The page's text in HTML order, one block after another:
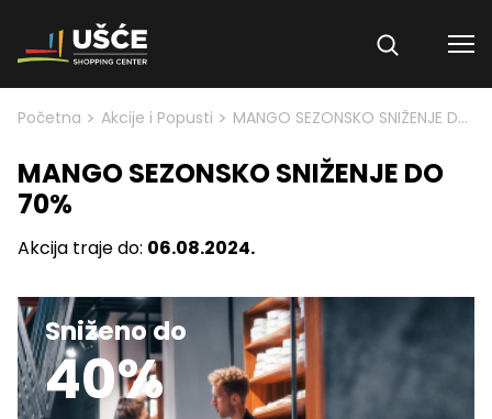
Skip to content
Početna > Akcije i Popusti > MANGO SEZONSKO SNIŽENJE DO 70%
MANGO SEZONSKO SNIŽENJE DO
70%
Akcija traje do: 06.08.2024.
Sniženo do
40%